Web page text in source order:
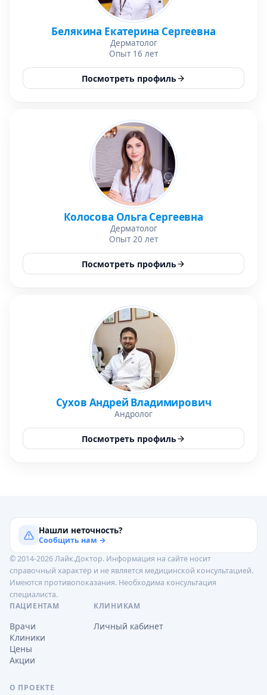
Белякина Екатерина Сергеевна
Дерматолог
Опыт 16 лет
Посмотреть профиль
Колосова Ольга Сергеевна
Дерматолог
Опыт 20 лет
Посмотреть профиль
Сухов Андрей Владимирович
Андролог
Посмотреть профиль
Нашли неточность?
Сообщить нам →
© 2014-2026 Лайк.Доктор. Информация на сайте носит
справочный характер и не является медицинской консультацией.
Имеются противопоказания. Необходима консультация
специалиста.
ПАЦИЕНТАМ
Врачи
Клиники
Цены
Акции
КЛИНИКАМ
Личный кабинет
О ПРОЕКТЕ